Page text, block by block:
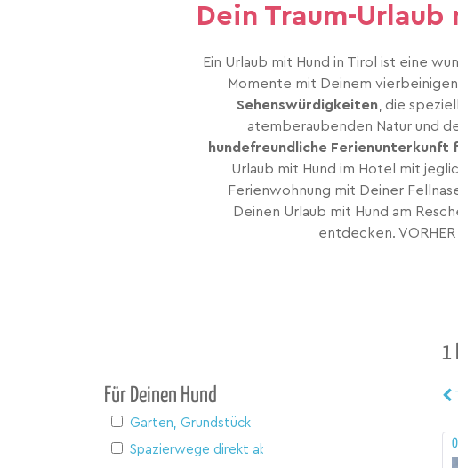
Dein Traum-
Ein Urlaub mit Hund in Tirol ist eine
Momente mit Deinem
Sehenswürdigkeiten , die
atemberaubenden Natur und
hundefreundliche Ferienunterkunft
Urlaub mit Hund im Hotel mit
Ferienwohnung mit Deiner
Deinen Urlaub mit Hund am
entdecken.
Für Deinen Hund
Garten, Grundstück
Spazierwege direkt ab Haus
1